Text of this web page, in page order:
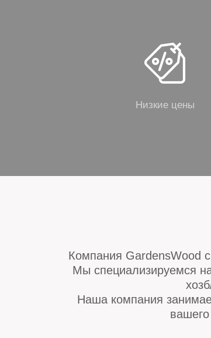
Низкие цены
Компания GardensWood
Мы специализируемся
Наша компания